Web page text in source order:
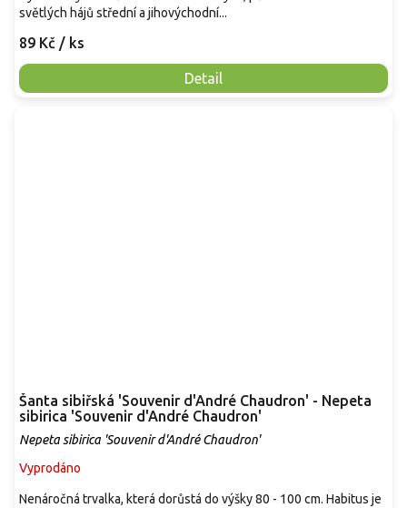
89 Kč / ks
Detail
světlých hájů střední a jihovýchodní...
Šanta sibiřská 'Souvenir d'André Chaudron' - Nepeta
sibirica 'Souvenir d'André Chaudron'
Nepeta sibirica 'Souvenir d'André Chaudron'
Vyprodáno
Nenáročná trvalka, která dorůstá do výšky 80 - 100 cm. Habitus je